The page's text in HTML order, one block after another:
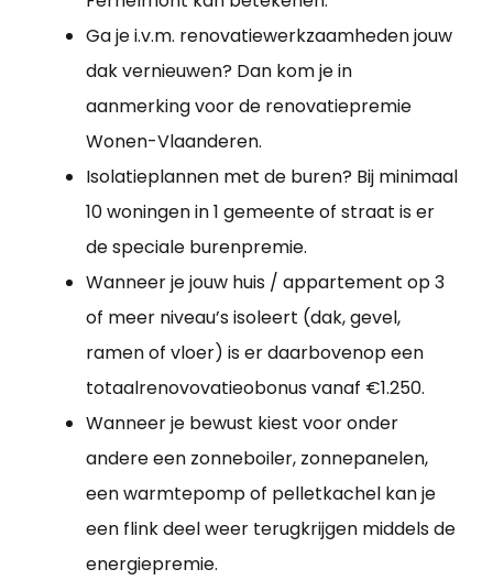
Ga je i.v.m. renovatiewerkzaamheden jouw
dak vernieuwen? Dan kom je in
aanmerking voor de renovatiepremie
Wonen-Vlaanderen.
Isolatieplannen met de buren? Bij minimaal
10 woningen in 1 gemeente of straat is er
de speciale burenpremie.
Wanneer je jouw huis / appartement op 3
of meer niveau’s isoleert (dak, gevel,
ramen of vloer) is er daarbovenop een
totaalrenovovatieobonus vanaf €1.250.
Wanneer je bewust kiest voor onder
andere een zonneboiler, zonnepanelen,
een warmtepomp of pelletkachel kan je
een flink deel weer terugkrijgen middels de
energiepremie.